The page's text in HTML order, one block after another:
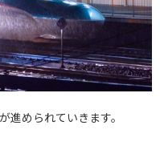
進められていきます。